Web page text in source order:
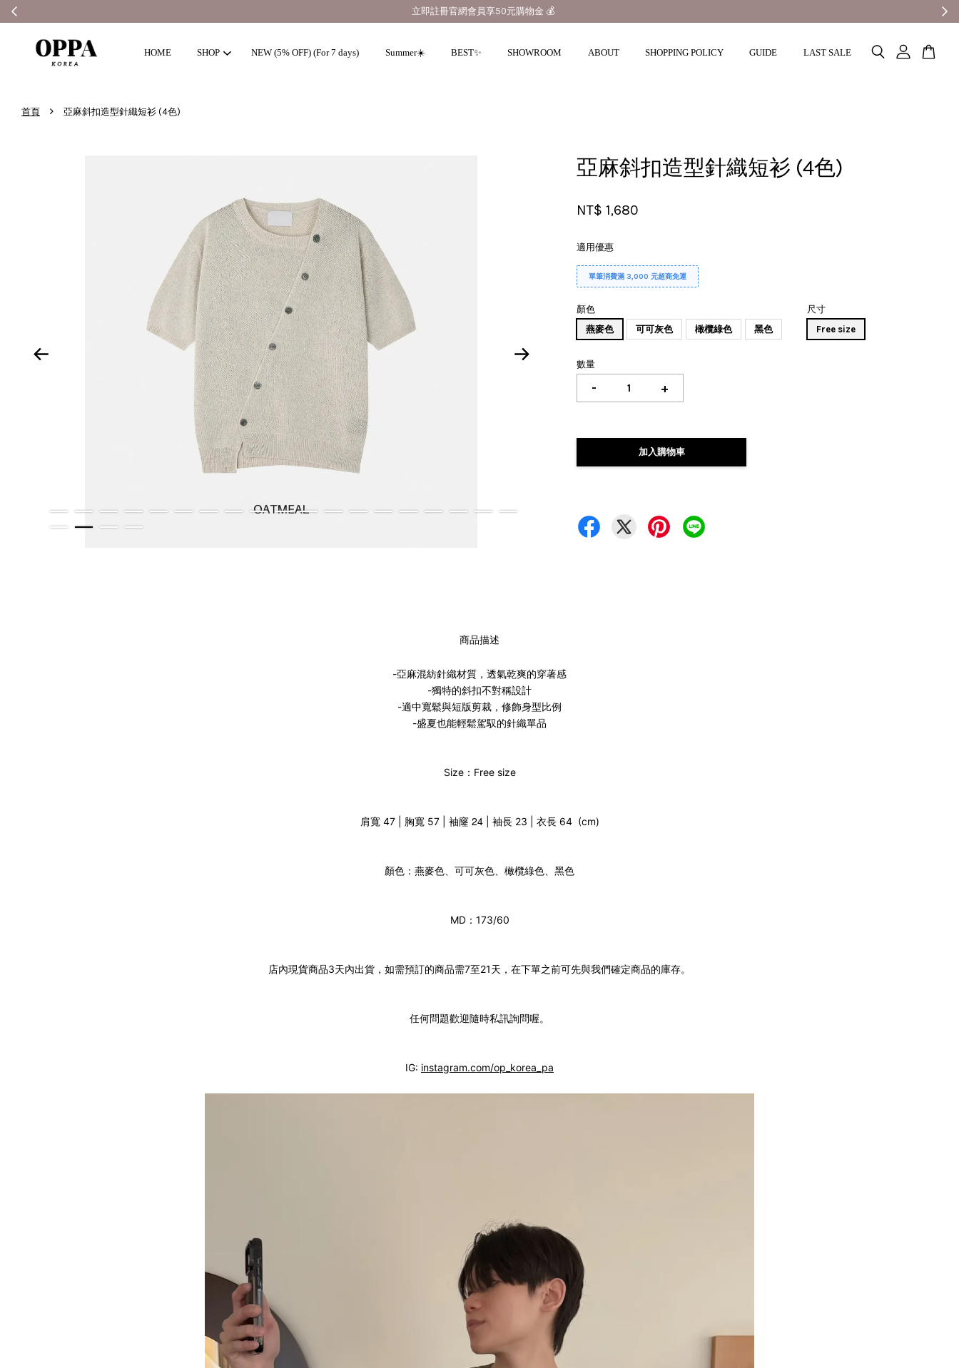
立即註冊官網會員享50元購物金 💰
HOME SHOP NEW (5% OFF) (For 7 days) Summer☀️ BEST✨ SHOWROOM ABOUT SHOPPING POLICY GUIDE LAST SALE
首頁 › 亞麻斜扣造型針織短衫 (4色)
亞麻斜扣造型針織短衫 (4色)
NT$ 1,680
適用優惠
單筆消費滿 3,000 元超商免運
顏色
燕麥色
可可灰色 橄欖綠色 黑色
尺寸
Free size
數量
- +
加入購物車
商品描述
-亞麻混紡針織材質，透氣乾爽的穿著感
-獨特的斜扣不對稱設計
-適中寬鬆與短版剪裁，修飾身型比例
-盛夏也能輕鬆駕馭的針織單品
Size：Free size
肩寬 47 | 胸寬 57 | 袖窿 24 | 袖長 23 | 衣長 64 (cm)
顏色：燕麥色、可可灰色、橄欖綠色、黑色
MD：173/60
店內現貨商品3天內出貨，如需預訂的商品需7至21天，在下單之前可先與我們確定商品的庫存。
任何問題歡迎隨時私訊詢問喔。
IG: instagram.com/op_korea_pa